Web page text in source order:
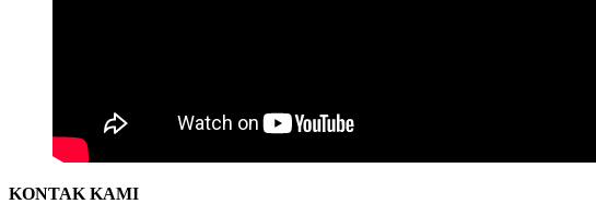
KONTAK KAMI